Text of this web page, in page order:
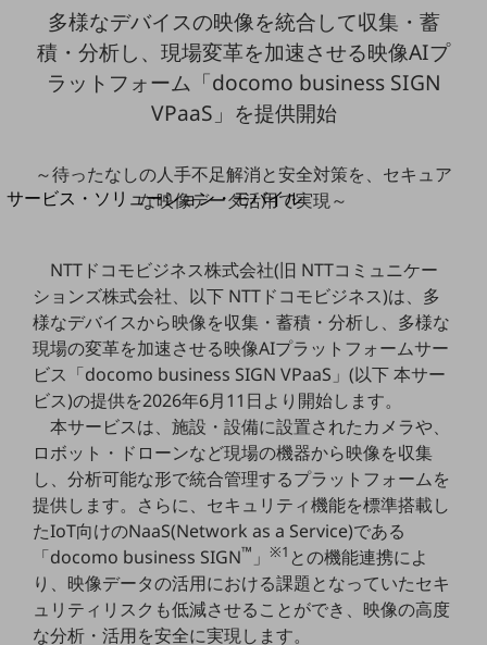
地域社会を支える皆さまと地域課題の解決や
地域経済のさらなる活性化に取り組みます
自治体・地域社会との共創
LGPF(Local Government Platform)
サービス・ソリューション・モバイル
DXに関する課題を解決する
サービス・ソリューションをご紹介
カテゴリーで探す
カテゴリーで探すTOP
ネットワーク・モバイル
クラウド・データセンター
電話・映像コミュニケーション
セキュリティ
多様なデバイスの映像を統合して収集・蓄
積・分析し、現場変革を加速させる映像AIプ
ラットフォーム「docomo business SIGN
VPaaS」を提供開始
～待ったなしの人手不足解消と安全対策を、セキュア
な映像データ活用で実現～
NTTドコモビジネス株式会社(旧 NTTコミュニケー
ションズ株式会社、以下 NTTドコモビジネス)は、多
様なデバイスから映像を収集・蓄積・分析し、多様な
現場の変革を加速させる映像AIプラットフォームサー
ビス「docomo business SIGN VPaaS」(以下 本サー
ビス)の提供を2026年6月11日より開始します。
本サービスは、施設・設備に設置されたカメラや、
ロボット・ドローンなど現場の機器から映像を収集
し、分析可能な形で統合管理するプラットフォームを
提供します。さらに、セキュリティ機能を標準搭載し
たIoT向けのNaaS(Network as a Service)である
「docomo business SIGN™ 」※1 との機能連携によ
り、映像データの活用における課題となっていたセキ
ュリティリスクも低減させることができ、映像の高度
な分析・活用を安全に実現します。